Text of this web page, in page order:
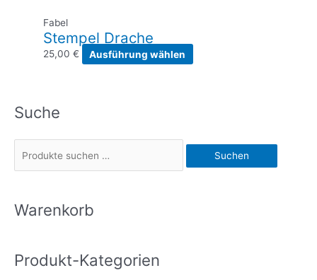
Fabel
Stempel Drache
25,00€ Ausführung wählen
Die
Optionen
Suche
h
n
Suchen
Warenkorb
Produkt-Kategorien